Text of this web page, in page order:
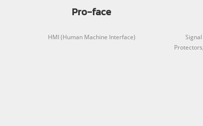
Pro-face
HMI (Human Machine Interface)